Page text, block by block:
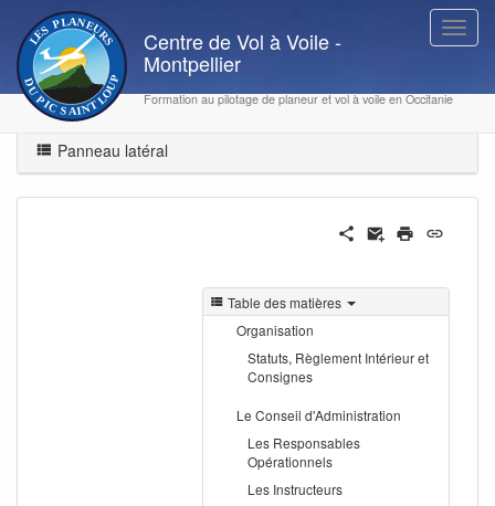
Formation au pilotage de planeur et vol à voile en Occitanie
cvvm:administration
Panneau latéral
Table des matières
Organisation
Statuts, Règlement Intérieur et
Consignes
Le Conseil d'Administration
Les Responsables
Opérationnels
Les Instructeurs